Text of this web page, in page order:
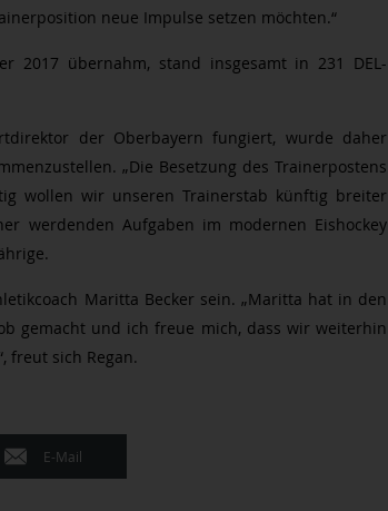
neue Impulse setzen möchten.“
2017 übernahm, stand insgesamt in 231 DEL-
der Oberbayern fungiert, wurde daher
„Die Besetzung des Trainerpostens
wollen wir unseren Trainerstab künftig breiter
werdenden Aufgaben im modernen Eishockey
Maritta Becker sein. „Maritta hat in den
gemacht und ich freue mich, dass wir weiterhin
freut sich Regan.
E-Mail